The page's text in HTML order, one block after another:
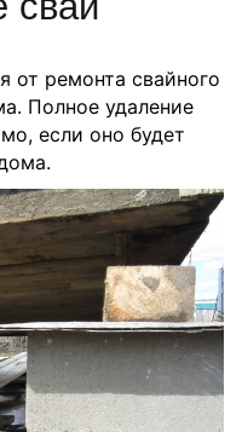
от ремонта свайного
Полное удаление
если оно будет